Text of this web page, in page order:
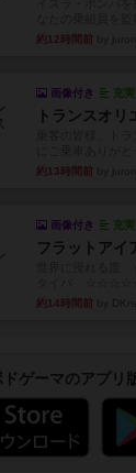
約12時間前
画像付き 充実
トランスオ
約13時間前
画像付き 充実
フラットアイ
約14時間前
ドゲーマのアプリ